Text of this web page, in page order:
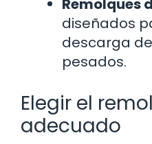
Remolques
diseñados
descarga
pesados.
Elegir el
adecuado